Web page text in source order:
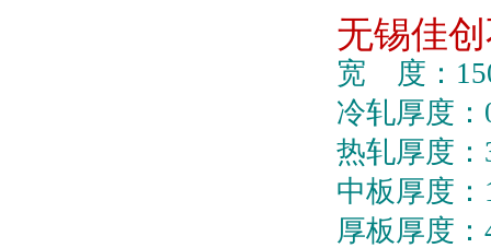
无锡佳
宽 度：
冷轧厚度：
热轧厚度：
中板厚度：
厚板厚度：